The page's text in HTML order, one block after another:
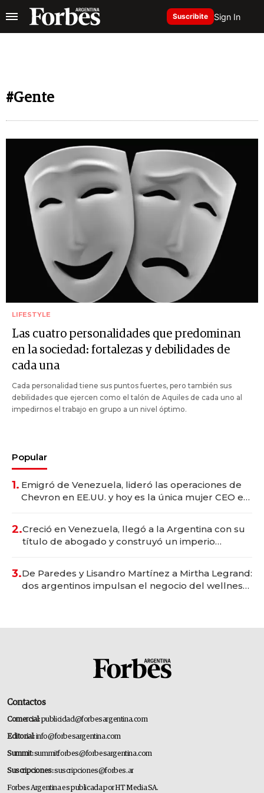
Suscribite Sign In
#Gente
LIFESTYLE
Las cuatro personalidades que predominan
en la sociedad: fortalezas y debilidades de
cada una
Cada personalidad tiene sus puntos fuertes, pero también sus
debilidades que ejercen como el talón de Aquiles de cada uno al
impedirnos el trabajo en grupo a un nivel óptimo.
Popular
1. Emigró de Venezuela, lideró las operaciones de
Chevron en EE.UU. y hoy es la única mujer CEO en
2.Creció en Venezuela, llegó a la Argentina con su
título de abogado y construyó un imperio
3.De Paredes y Lisandro Martínez a Mirtha Legrand:
dos argentinos impulsan el negocio del wellness
Contactos
Comercial:publicidad@forbesargentina.com
Editorial:info@forbesargentina.com
Summit:summitforbes@forbesargentina.com
Suscripciones:suscripciones@forbes.ar
Forbes Argentina es publicada por HT Media SA.